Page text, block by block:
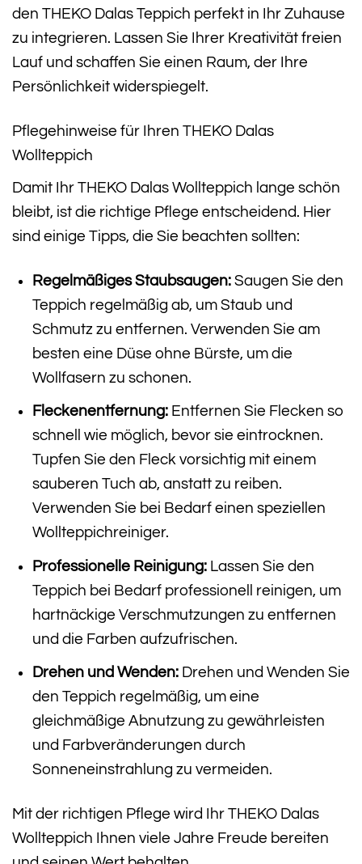
den THEKO Dalas Teppich perfekt in Ihr Zuhause
zu integrieren. Lassen Sie Ihrer Kreativität freien
Lauf und schaffen Sie einen Raum, der Ihre
Persönlichkeit widerspiegelt.
Pflegehinweise für Ihren THEKO Dalas
Wollteppich
Damit Ihr THEKO Dalas Wollteppich lange schön
bleibt, ist die richtige Pflege entscheidend. Hier
sind einige Tipps, die Sie beachten sollten:
Regelmäßiges Staubsaugen:Saugen Sie den
Teppich regelmäßig ab, um Staub und
Schmutz zu entfernen. Verwenden Sie am
besten eine Düse ohne Bürste, um die
Wollfasern zu schonen.
Fleckenentfernung:Entfernen Sie Flecken so
schnell wie möglich, bevor sie eintrocknen.
Tupfen Sie den Fleck vorsichtig mit einem
sauberen Tuch ab, anstatt zu reiben.
Verwenden Sie bei Bedarf einen speziellen
Wollteppichreiniger.
Professionelle Reinigung:Lassen Sie den
Teppich bei Bedarf professionell reinigen, um
hartnäckige Verschmutzungen zu entfernen
und die Farben aufzufrischen.
Drehen und Wenden:Drehen und Wenden Sie
den Teppich regelmäßig, um eine
gleichmäßige Abnutzung zu gewährleisten
und Farbveränderungen durch
Sonneneinstrahlung zu vermeiden.
Mit der richtigen Pflege wird Ihr THEKO Dalas
Wollteppich Ihnen viele Jahre Freude bereiten